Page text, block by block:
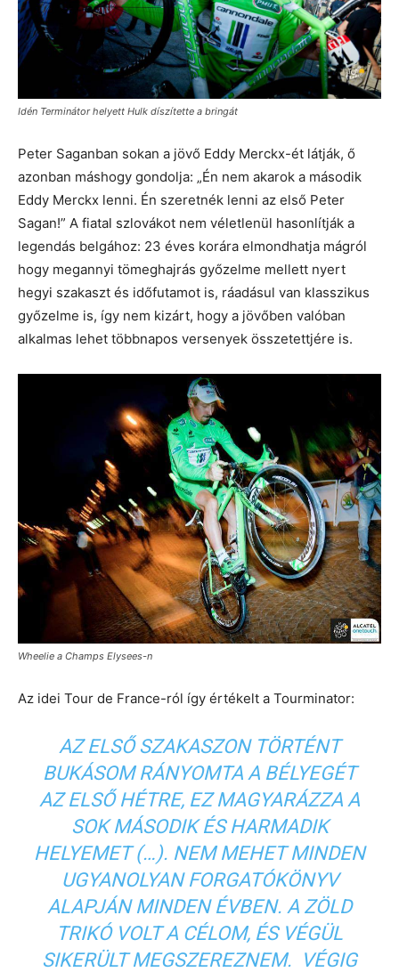
Idén Terminátor helyett Hulk díszítette a bringát
Peter Saganban sokan a jövő Eddy Merckx-ét látják, ő
azonban máshogy gondolja: „Én nem akarok a második
Eddy Merckx lenni. Én szeretnék lenni az első Peter
Sagan!” A fiatal szlovákot nem véletlenül hasonlítják a
legendás belgához: 23 éves korára elmondhatja mágról
hogy megannyi tömeghajrás győzelme mellett nyert
hegyi szakaszt és időfutamot is, ráadásul van klasszikus
győzelme is, így nem kizárt, hogy a jövőben valóban
alkalmas lehet többnapos versenyek összetettjére is.
Wheelie a Champs Elysees-n
Az idei Tour de France-ról így értékelt a Tourminator:
AZ ELSŐ SZAKASZON TÖRTÉNT
BUKÁSOM RÁNYOMTA A BÉLYEGÉT
AZ ELSŐ HÉTRE, EZ MAGYARÁZZA A
SOK MÁSODIK ÉS HARMADIK
HELYEMET (…). NEM MEHET MINDEN
UGYANOLYAN FORGATÓKÖNYV
ALAPJÁN MINDEN ÉVBEN. A ZÖLD
TRIKÓ VOLT A CÉLOM, ÉS VÉGÜL
SIKERÜLT MEGSZEREZNEM. VÉGIG